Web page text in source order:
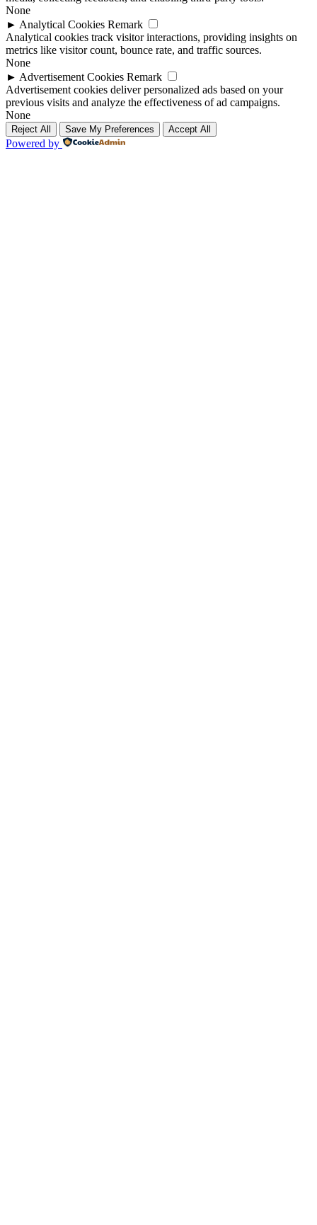
None
► Analytical Cookies Remark
Analytical cookies track visitor interactions, providing insights on
metrics like visitor count, bounce rate, and traffic sources.
None
► Advertisement Cookies Remark
Advertisement cookies deliver personalized ads based on your
previous visits and analyze the effectiveness of ad campaigns.
None
Reject All Save My Preferences Accept All
Powered by